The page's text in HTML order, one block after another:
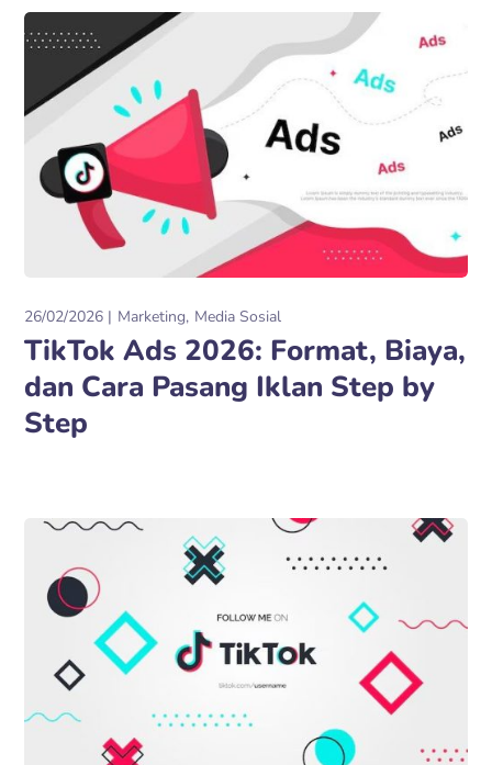
26/02/2026 Marketing Media Sosial
TikTok Ads 2026: Format, Biaya,
dan Cara Pasang Iklan Step by
Step